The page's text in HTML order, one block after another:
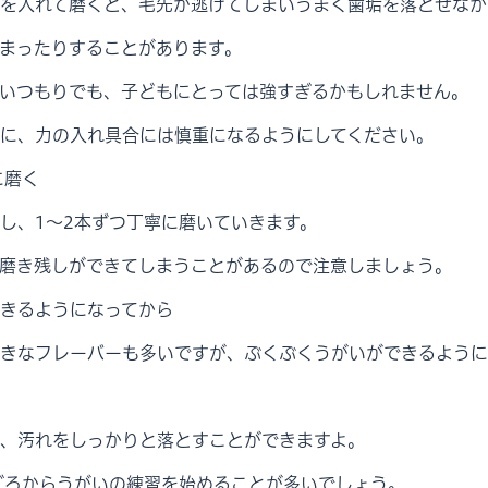
ったりすることがあります。
つもりでも、子どもにとっては強すぎるかもしれません。
、力の入れ具合には慎重になるようにしてください。
く
、1～2本ずつ丁寧に磨いていきます。
き残しができてしまうことがあるので注意しましょう。
るようになってから
なフレーバーも多いですが、ぶくぶくうがいができるよう
汚れをしっかりと落とすことができますよ。
からうがいの練習を始めることが多いでしょう。